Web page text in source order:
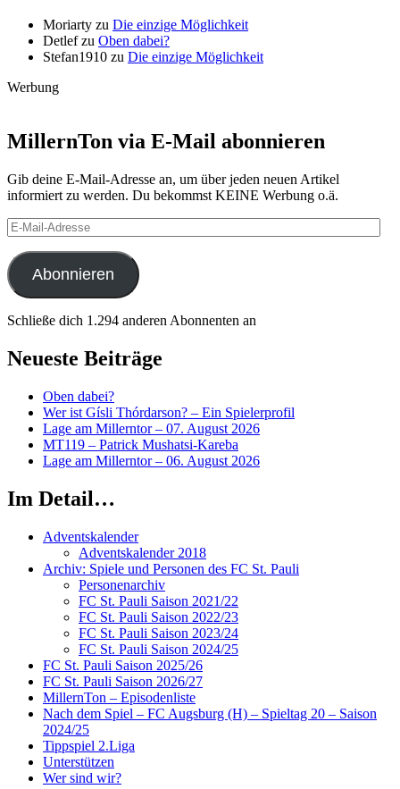
Moriarty zu Die einzige Möglichkeit
Detlefzu Oben dabei?
Stefan1910 zu Die einzige Möglichkeit
Werbung
MillernTon via E-Mail abonnieren
Gib deine E-Mail-Adresse an, um über jeden neuen Artikel
informiert zu werden. Du bekommst KEINE Werbung o.ä.
E-
Mail-
Adresse
Abonnieren
Schließe dich 1.294 anderen Abonnenten an
Neueste Beiträge
Oben dabei?
Wer ist Gísli Thórdarson? – Ein Spielerprofil
Lage am Millerntor – 07. August 2026
MT119 – Patrick Mushatsi-Kareba
Lage am Millerntor – 06. August 2026
Im Detail…
Adventskalender
Adventskalender 2018
Archiv: Spiele und Personen des FC St. Pauli
Personenarchiv
FC St. Pauli Saison 2021/22
FC St. Pauli Saison 2022/23
FC St. Pauli Saison 2023/24
FC St. Pauli Saison 2024/25
FC St. Pauli Saison 2025/26
FC St. Pauli Saison 2026/27
MillernTon – Episodenliste
Nach dem Spiel – FC Augsburg (H) – Spieltag 20 – Saison
2024/25
Tippspiel 2.Liga
Unterstützen
Wer sind wir?